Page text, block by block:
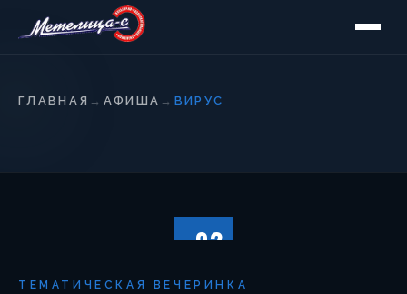
ГЛАВНАЯ → АФИША → ВИРУС
02.02
ТЕМАТИЧЕСКАЯ ВЕЧЕРИНКА